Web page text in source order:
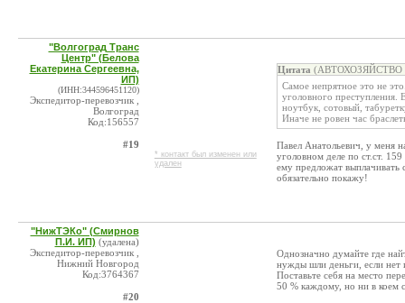
"Волгоград Транс
Центр" (Белова
Екатерина Сергеевна,
ИП)
(ИНН:344596451120)
Экспедитор-перевозчик ,
Волгоград
Код:156557
#19
* контакт был изменен или
удален
Цитата (АВТОХОЗЯЙСТВО
Самое непрятное это не
уголовного преступления.
ноутбук, сотовый,
Иначе не ровен час
Павел Анатольевич, у меня
уголовном деле по ст.ст.
ему предложат
обязательно покажу!
"НижТЭКо" (Смирнов
П.И. ИП) (удалена)
Экспедитор-перевозчик ,
Нижний Новгород
Код:3764367
#20
Однозначно думайте где
нужды шли деньги, если нет
Поставьте себя на место
50 % каждому, но ни в коем